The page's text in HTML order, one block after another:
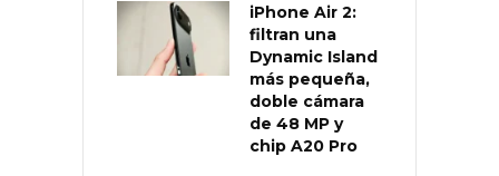
iPhone Air 2:
filtran una
Dynamic Island
más pequeña,
doble cámara
de 48 MP y
chip A20 Pro